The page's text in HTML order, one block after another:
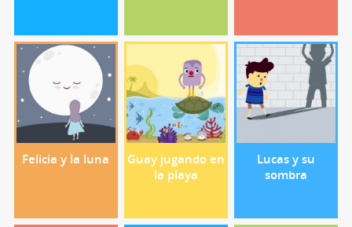
Felicia y la luna
Guay jugando en
la playa
Lucas y su
sombra